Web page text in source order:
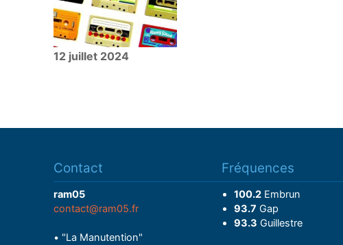
12 juillet 2024
Contact
ram05
contact@ram05.fr
• "La Manutention"
Fréquences
100.2Embrun
93.7 Gap
93.3 Guillestre